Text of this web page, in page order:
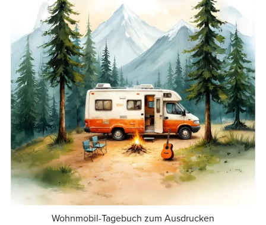
Wohnmobil-Tagebuch zum Ausdrucken